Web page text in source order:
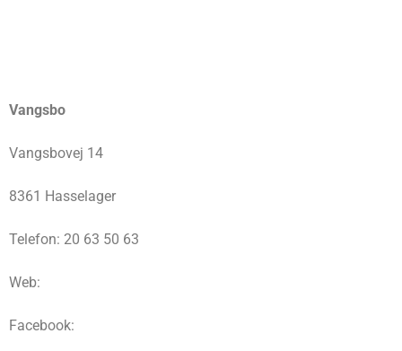
Vangsbo
Vangsbovej 14
8361 Hasselager
Telefon: 20 63 50 63
Web:
Facebook: